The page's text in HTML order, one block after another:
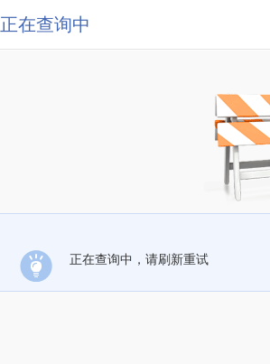
正在查询中
正在查询中，请刷新重试